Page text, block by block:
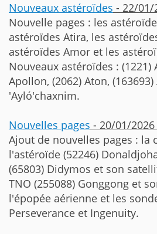
Nouveaux astéroïdes - 22/01/
Nouvelle pages : les
astéroïdes Atira, les
astéroïdes Amor et les
Nouveaux astéroïdes : (1221)
Apollon, (2062) Aton,
'Ayló'chaxnim.
Nouvelles pages - 20/01/
Ajout de nouvelles pages : la
l'astéroïde (52246)
(65803) Didymos et son
TNO (255088) Gonggong et
l'épopée aérienne et les
Perseverance et Ingenuity.